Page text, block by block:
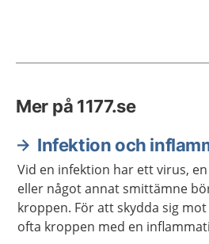
Mer på 1177.se
Infektion och
Vid en infektion har ett virus,
eller något annat smittämne
kroppen. För att skydda sig
ofta kroppen med en